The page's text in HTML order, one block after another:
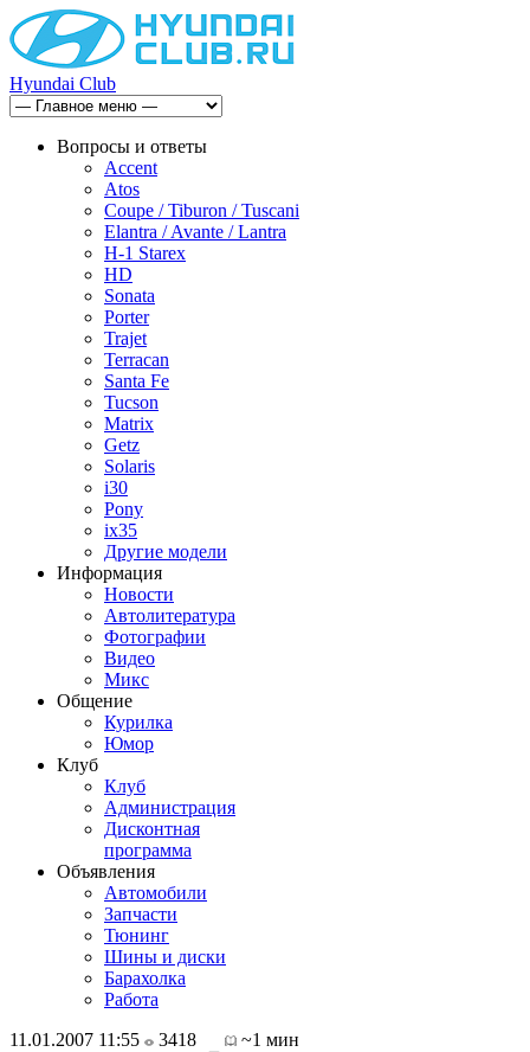
Hyundai Club
Вопросы и ответы
Accent
Atos
Coupe / Tiburon / Tuscani
Elantra / Avante / Lantra
H-1 Starex
HD
Sonata
Porter
Trajet
Terracan
Santa Fe
Tucson
Matrix
Getz
Solaris
i30
Pony
ix35
Другие модели
Информация
Новости
Автолитература
Фотографии
Видео
Микс
Общение
Курилка
Юмор
Клуб
Клуб
Администрация
Дисконтная
программа
Объявления
Автомобили
Запчасти
Тюнинг
Шины и диски
Барахолка
Работа
11.01.2007 11:55
3418
~1 мин